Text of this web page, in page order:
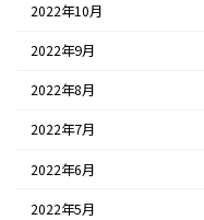
2022年10月
2022年9月
2022年8月
2022年7月
2022年6月
2022年5月